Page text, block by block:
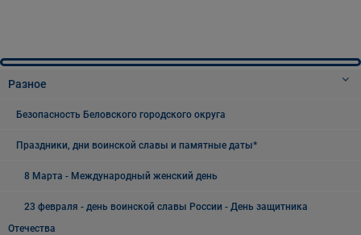
Разное
Безопасность Беловского городского округа
Праздники, дни воинской славы и памятные даты*
8 Марта - Международный женский день
23 февраля - день воинской славы России - День защитника
Отечества